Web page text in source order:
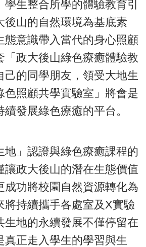
學生整合所學的體驗教育引
後山的自然環境為基底素
態意識帶入當代的身心照顧
「政大後山綠色療癒體驗教
己的同學朋友，領受大地生
色照顧共學實驗室」將會是
發展綠色療癒的平台。
地」認證與綠色療癒課程的
讓政大後山的潛在生態價值
成功將校園自然資源轉化為
將持續攜手各處室及X實驗
生地的永續發展不僅停留在
真正走入學生的學習與生